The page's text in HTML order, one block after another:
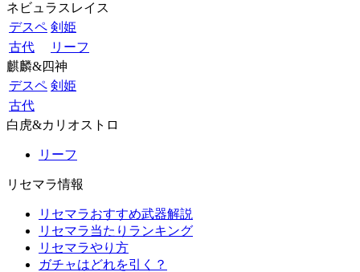
ネビュラスレイス
デスペ 剣姫
古代
リーフ
麒麟&四神
デスペ 剣姫
古代
白虎&カリオストロ
リーフ
リセマラ情報
リセマラおすすめ武器解説
リセマラ当たりランキング
リセマラやり方
ガチャはどれを引く？